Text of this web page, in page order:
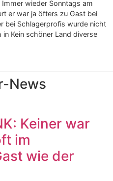
wieder Sonntags am
er war ja öfters zu Gast bei
bei Schlagerprofis wurde nicht
Kein schöner Land diverse
News
Keiner war
im
wie der